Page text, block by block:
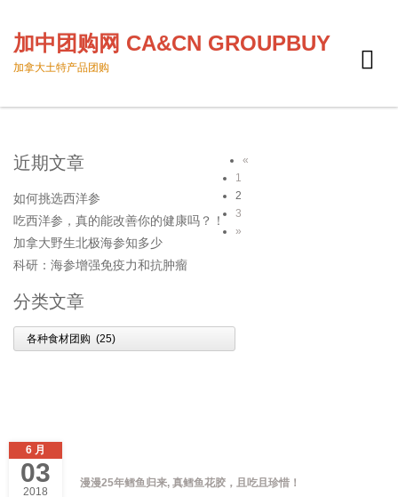
Toggle
加中团购网 CA&CN GROUPBUY
加拿大土特产品团购
近期文章
如何挑选西洋参
吃西洋参，真的能改善你的健康吗？！
加拿大野生北极海参知多少
科研：海参增强免疫力和抗肿瘤
分类文章
6 月
03
2018
漫漫25年鳕鱼归来, 真鳕鱼花胶，且吃且珍惜！
«
1
2
3
»